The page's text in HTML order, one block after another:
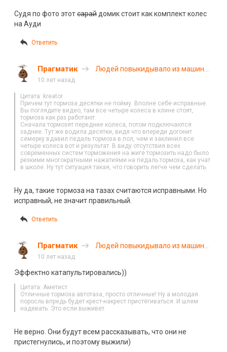
Судя по фото этотсарай домик стоит как комплект колес
на Ауди
Ответить
Прагматик
Людей повыкидывало из машины
10 лет назад
Цитата: kreator
Причем тут тормоза десятки не пойму. Вполне себе исправные.
Вы поглядите видео, там все четыре колеса в клине стоят,
тормоза как раз работают.
Сначала тормозят передние колеса, потом подключаются
задние. Тут же водила десятки, видя что впереди догонит
семерку вдавил педаль тормоза в пол, чем и заклинил все
четыре колеса вот и результат. В виду отсутствия всех
современных систем торможения на жиге тормозить надо было
резкими многократными нажатиями на педаль тормоза, как учат
в школе. Ну тут ситуация такая, что говорить легче чем сделать.
Ну да, такие тормоза на тазах считаются исправными. Но
исправный, не значит правильный.
Ответить
Прагматик
Людей повыкидывало из машины
10 лет назад
Эффектно катапультировались))
Цитата: Аметист
Отличные тормоза автотаза, просто отличные! Ну а молодая
поросль впредь будет крест-накрест пристёгиваться. И шлем
надевать. Это если выживет.
Не верно. Они будут всем рассказывать, что они не
пристегнулись, и поэтому выжили)